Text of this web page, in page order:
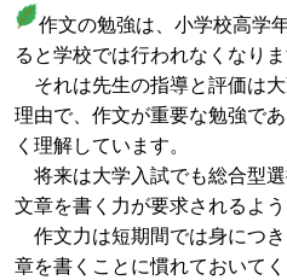
作文の勉強は、小学校高学
ると学校では行われなくなりま
それは先生の指導と評価は
理由で、作文が重要な勉強で
く理解しています。
将来は大学入試でも総合型選
文章を書く力が要求されるよう
作文力は短期間では身につ
章を書くことに慣れておいてく